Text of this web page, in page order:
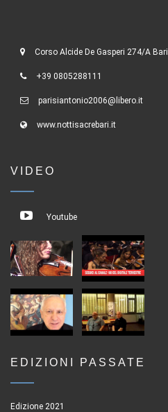
Corso Alcide De Gasperi 274/A Bari
+39 0805288111
parisiantonio2006@libero.it
www.nottisacrebari.it
VIDEO
Youtube
EDIZIONI PASSATE
Edizione 2021